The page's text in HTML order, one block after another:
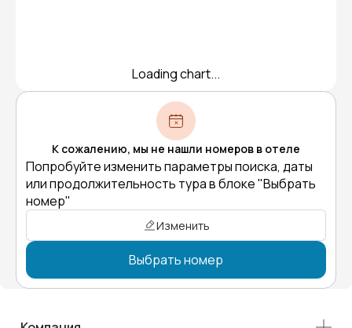
Loading chart...
К сожалению, мы не нашли номеров в отеле
Попробуйте изменить параметры поиска, даты
или продолжительность тура в блоке "Выбрать
номер"
Изменить
Выбрать номер